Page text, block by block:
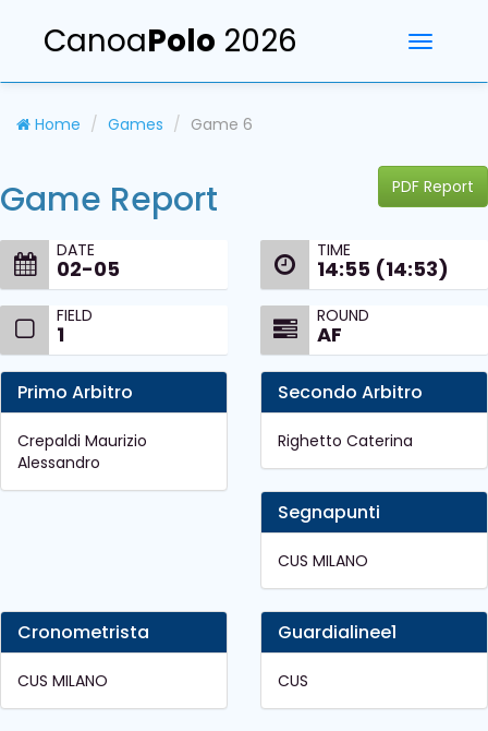
Toggle
CanoaPolo 2026
Home Games Game 6
PDF Report
Game Report
DATE
02-05
TIME
14:55 (14:53)
FIELD
1
ROUND
AF
Primo Arbitro
Crepaldi Maurizio
Alessandro
Secondo Arbitro
Righetto Caterina
Segnapunti
CUS MILANO
Cronometrista
CUS MILANO
Guardialinee1
CUS